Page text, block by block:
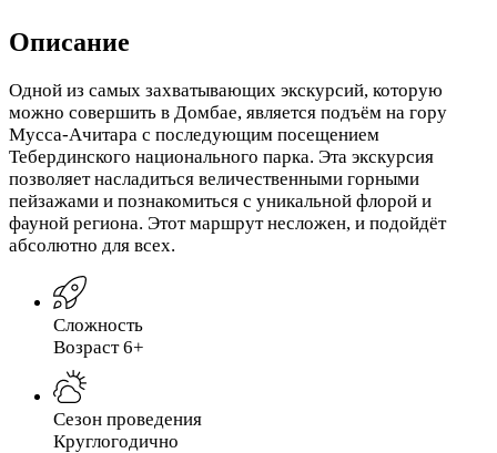
Описание
Одной из самых захватывающих экскурсий, которую
можно совершить в Домбае, является подъём на гору
Мусса-Ачитара с последующим посещением
Тебердинского национального парка. Эта экскурсия
позволяет насладиться величественными горными
пейзажами и познакомиться с уникальной флорой и
фауной региона. Этот маршрут несложен, и подойдёт
абсолютно для всех.
Сложность
Возраст 6+
Сезон проведения
Круглогодично